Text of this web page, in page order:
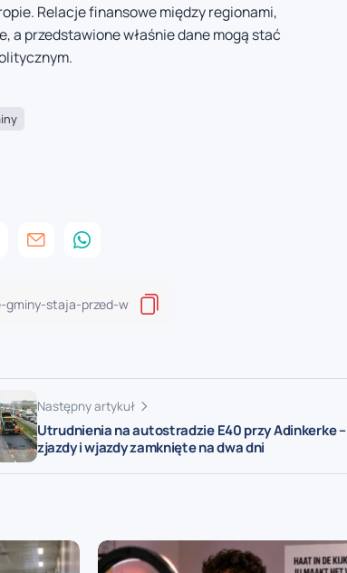
Relacje finansowe między regionami,
a przedstawione właśnie dane mogą stać
Następny artykuł
Utrudnienia na autostradzie E40 przy Adinkerke –
zjazdy i wjazdy zamknięte na dwa dni